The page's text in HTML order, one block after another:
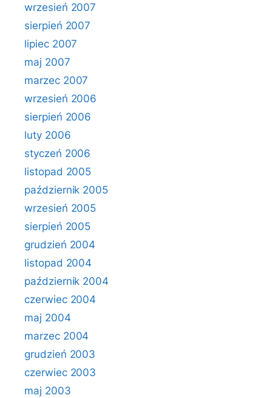
wrzesień 2007
sierpień 2007
lipiec 2007
maj 2007
marzec 2007
wrzesień 2006
sierpień 2006
luty 2006
styczeń 2006
listopad 2005
październik 2005
wrzesień 2005
sierpień 2005
grudzień 2004
listopad 2004
październik 2004
czerwiec 2004
maj 2004
marzec 2004
grudzień 2003
czerwiec 2003
maj 2003